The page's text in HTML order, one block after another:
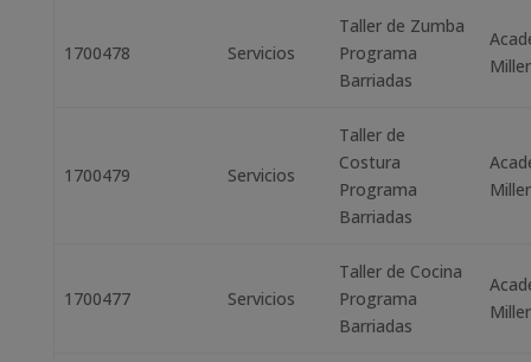
1700478 Servicios
Taller de Zumba
Programa
Barriadas
1700479 Servicios
Taller de
Costura
Programa
Barriadas
1700477 Servicios
Taller de Cocina
Programa
Barriadas